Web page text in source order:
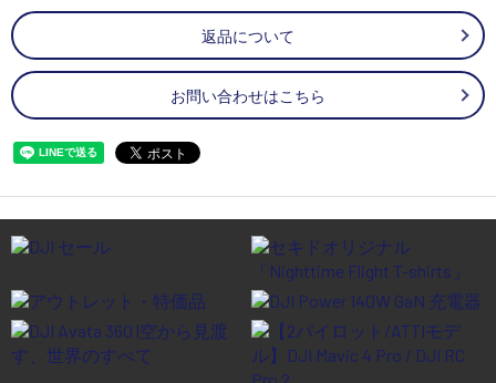
返品について
お問い合わせはこちら